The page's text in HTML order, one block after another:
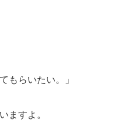
もらいたい。」
ますよ。